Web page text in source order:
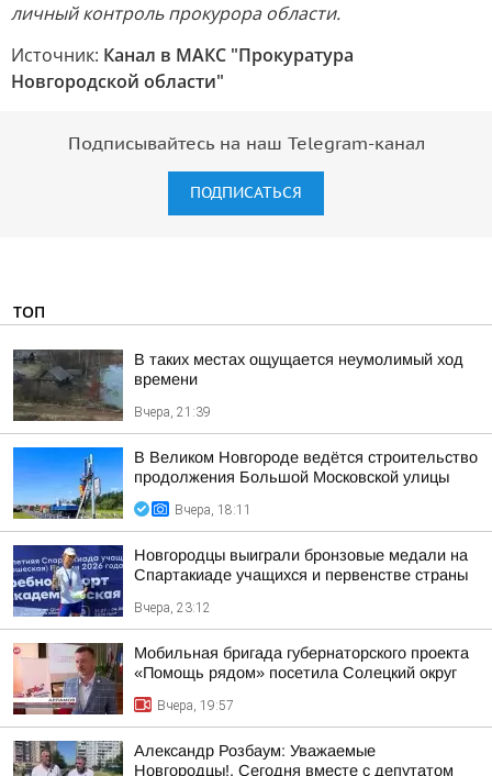
личный контроль прокурора области.
Источник: Канал в МАКС "Прокуратура
Новгородской области"
Подписывайтесь на наш Telegram-канал
ПОДПИСАТЬСЯ
ТОП
В таких местах ощущается неумолимый ход
времени
Вчера, 21:39
В Великом Новгороде ведётся строительство
продолжения Большой Московской улицы
Вчера, 18:11
Новгородцы выиграли бронзовые медали на
Спартакиаде учащихся и первенстве страны
Вчера, 23:12
Мобильная бригада губернаторского проекта
«Помощь рядом» посетила Солецкий округ
Вчера, 19:57
Александр Розбаум: Уважаемые
Новгородцы!. Сегодня вместе с депутатом